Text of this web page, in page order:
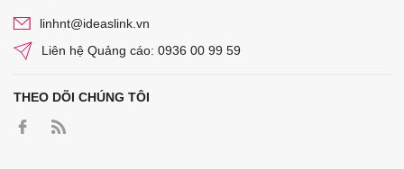
linhnt@ideaslink.vn
Liên hệ Quảng cáo: 0936 00 99 59
THEO DÕI CHÚNG TÔI